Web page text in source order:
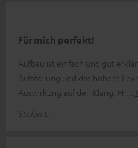
Für mich perfekt!
Aufbau ist einfach und gut
Aufstellung und das höhere
Auswirkung auf den Klang. H
Stefan L.